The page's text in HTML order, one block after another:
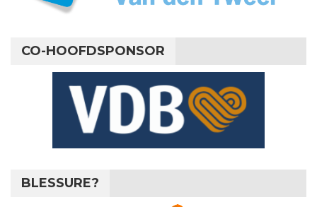
CO-HOOFDSPONSOR
BLESSURE?